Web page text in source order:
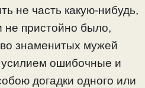
не часть какую-нибудь,
не пристойно было,
знаменитых мужей
ошибочные и
догадки одного или